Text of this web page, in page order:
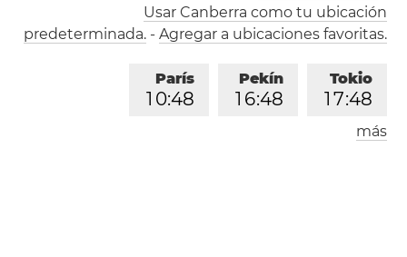
Usar Canberra como tu ubicación
predeterminada.- Agregar a ubicaciones favoritas.
Tokio
1 7:48
Pekín
1 6:48
París
1 0:48
Londres
más